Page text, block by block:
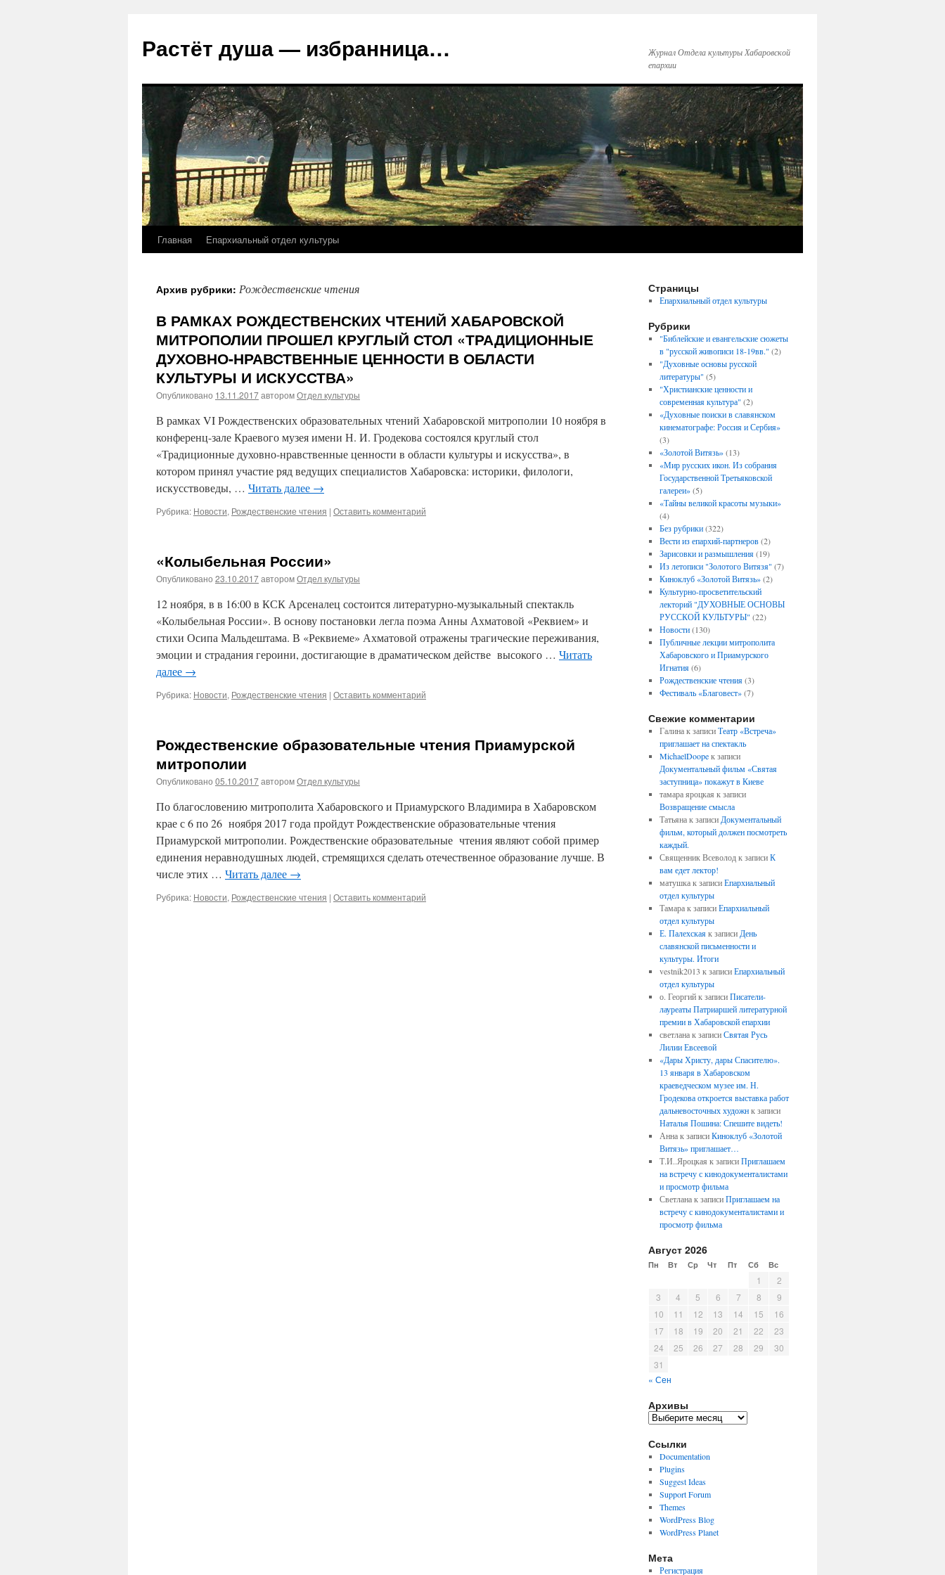
Растёт душа — избранница…
Журнал Отдела культуры Хабаровской
епархии
Перейти
содержимому
Главная Епархиальный отдел культуры
Архив рубрики: Рождественские чтения
В РАМКАХ РОЖДЕСТВЕНСКИХ ЧТЕНИЙ ХАБАРОВСКОЙ
МИТРОПОЛИИ ПРОШЕЛ КРУГЛЫЙ СТОЛ «ТРАДИЦИОННЫЕ
ДУХОВНО-НРАВСТВЕННЫЕ ЦЕННОСТИ В ОБЛАСТИ
КУЛЬТУРЫ И ИСКУССТВА»
Опубликовано 13.11.2017авторомОтдел культуры
В рамках VI Рождественских образовательных чтений Хабаровской митрополии 10 ноября в
конференц-зале Краевого музея имени Н. И. Гродекова состоялся круглый стол
«Традиционные духовно-нравственные ценности в области культуры и искусства», в
котором принял участие ряд ведущих специалистов Хабаровска: историки, филологи,
искусствоведы, … Читать далее →
Рубрика: Новости, Рождественские чтения | Оставить комментарий
«Колыбельная России»
Опубликовано 23.10.2017авторомОтдел культуры
12 ноября, в в 16:00 в КСК Арсеналец состоится литературно-музыкальный спектакль
«Колыбельная России». В основу постановки легла поэма Анны Ахматовой «Реквием» и
стихи Осипа Мальдештама. В «Реквиеме» Ахматовой отражены трагические переживания,
эмоции и страдания героини, достигающие в драматическом действе высокого … Читать
далее →
Рубрика: Новости, Рождественские чтения | Оставить комментарий
Рождественские образовательные чтения Приамурской
митрополии
Опубликовано 05.10.2017авторомОтдел культуры
По благословению митрополита Хабаровского и Приамурского Владимира в Хабаровском
крае с 6 по 26 ноября 2017 года пройдут Рождественские образовательные чтения
Приамурской митрополии. Рождественские образовательные чтения являют собой пример
единения неравнодушных людей, стремящихся сделать отечественное образование лучше. В
числе этих … Читать далее →
Рубрика: Новости, Рождественские чтения | Оставить комментарий
Страницы
Епархиальный отдел культуры
Рубрики
"Библейские и евангельские сюжеты
в "русской живописи 18-19вв." (2)
"Духовные основы русской
литературы" (5)
"Христианские ценности и
современная культура" (2)
«Духовные поиски в славянском
кинематографе: Россия и Сербия»
(3)
«Золотой Витязь»(13)
«Мир русских икон. Из собрания
Государственной Третьяковской
галереи»(5)
«Тайны великой красоты музыки»
(4)
Без рубрики(322)
Вести из епархий-партнеров(2)
Зарисовки и размышления(19)
Из летописи "Золотого Витязя" (7)
Киноклуб «Золотой Витязь»(2)
Культурно-просветительский
лекторий "ДУХОВНЫЕ ОСНОВЫ
РУССКОЙ КУЛЬТУРЫ" (22)
Новости(130)
Публичные лекции митрополита
Хабаровского и Приамурского
Игнатия(6)
Рождественские чтения(3)
Фестиваль «Благовест»(7)
Свежие комментарии
Галинак записиТеатр «Встреча»
приглашает на спектакль
MichaelDoopeк записи
Документальный фильм «Святая
заступница» покажут в Киеве
тамара яроцкая к записи
Возвращение смысла
Татьянак записи Документальный
фильм, который должен посмотреть
каждый.
Священник Всеволодк записиК
вам едет лектор!
матушкак записиЕпархиальный
отдел культуры
Тамарак записиЕпархиальный
отдел культуры
Е. Палехскаяк записи День
славянской письменности и
культуры. Итоги
vestnik2013 к записиЕпархиальный
отдел культуры
о. Георгийк записиПисатели-
лауреаты Патриаршей литературной
премии в Хабаровской епархии
светланак записиСвятая Русь
Лилии Евсеевой
«Дары Христу, дары Спасителю».
13 января в Хабаровском
краеведческом музее им. Н.
Гродекова откроется выставка работ
дальневосточных художнк записи
Наталья Пошина: Спешите видеть!
Аннак записиКиноклуб «Золотой
Витязь» приглашает…
Т.И..Яроцкая к записиПриглашаем
на встречу с кинодокументалистами
и просмотр фильма
Светланак записиПриглашаем на
встречу с кинодокументалистами и
просмотр фильма
Август 2026
Пн Вт Ср Чт Пт Сб Вс
1
2
3
4 5 6 7 8
9
10
11 12 13 14 15
16
17
18 19 20 21 22
23
24
25 26 27 28 29
30
31
« Сен
Архивы
Архивы
Ссылки
Documentation
Plugins
Suggest Ideas
Support Forum
Themes
WordPress Blog
WordPress Planet
Мета
Регистрация